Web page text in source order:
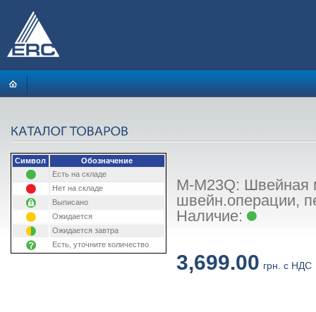
Символ
Обозначение
Есть на складе
Нет на складе
Выписано
Ожидается
Ожидается завтра
Есть, уточните количество
M-M23Q: Швейная
швейн.операции,
Наличие:
3,699.00 грн. с НДС